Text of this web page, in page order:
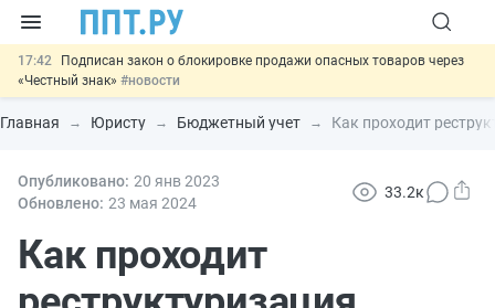
17:42
Подписан закон о блокировке продажи опасных товаров через
«Честный знак» #новости
17:17 Дистанционную работу беременных пропишут в ТК РФ#новости
15:25 Изменят правила контроля за подрядчиками ИЖС с эскроу-
счетами#новости
отношений
Главная Юристу Бюджетный учет Как проходит
Опубликовано: 20 янв2023
Обновлено: 23 мая 2024
33.2к
Как проходит